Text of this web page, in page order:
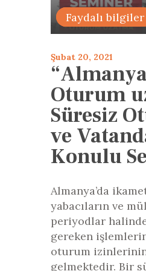
Faaliyetler
Faydalı bilgiler
Şubat 20, 2021
Oturum
Süresiz
ve
Konulu
Almanya’da
yabacıların ve
periyodlar
gereken
oturum izinlerinin
gelmektedir. Bir